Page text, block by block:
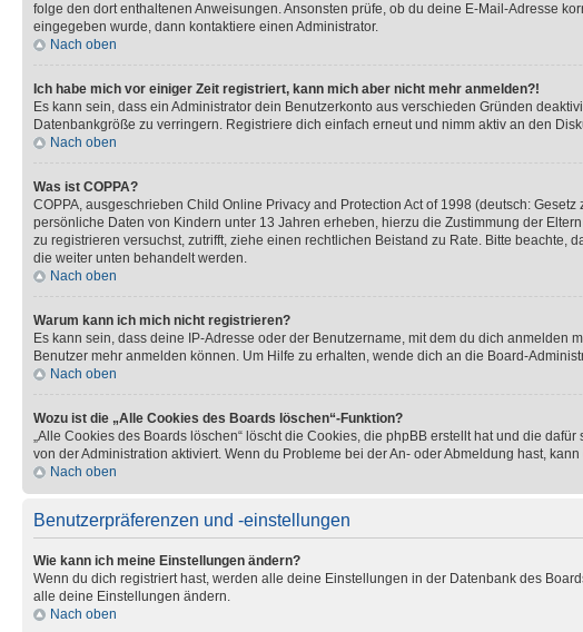
folge den dort enthaltenen Anweisungen. Ansonsten prüfe, ob du deine E-Mail-Adresse
eingegeben wurde, dann kontaktiere einen Administrator.
Nach oben
Ich habe mich vor einiger Zeit registriert, kann mich aber nicht mehr anmelden?!
Es kann sein, dass ein Administrator dein Benutzerkonto aus verschieden Gründen
Datenbankgröße zu verringern. Registriere dich einfach erneut und nimm aktiv an den
Nach oben
Was ist COPPA?
COPPA, ausgeschrieben Child Online Privacy and Protection Act of 1998 (deutsch:
persönliche Daten von Kindern unter 13 Jahren erheben, hierzu die Zustimmung der
zu registrieren versuchst, zutrifft, ziehe einen rechtlichen Beistand zu Rate. Bitte
die weiter unten behandelt werden.
Nach oben
Warum kann ich mich nicht registrieren?
Es kann sein, dass deine IP-Adresse oder der Benutzername, mit dem du dich
Benutzer mehr anmelden können. Um Hilfe zu erhalten, wende dich an die Board-
Nach oben
Wozu ist die „Alle Cookies des Boards löschen“-Funktion?
„Alle Cookies des Boards löschen“ löscht die Cookies, die phpBB erstellt hat und die
von der Administration aktiviert. Wenn du Probleme bei der An- oder Abmeldung hast,
Nach oben
Benutzerpräferenzen und -einstellungen
Wie kann ich meine Einstellungen ändern?
Wenn du dich registriert hast, werden alle deine Einstellungen in der Datenbank des
alle deine Einstellungen ändern.
Nach oben